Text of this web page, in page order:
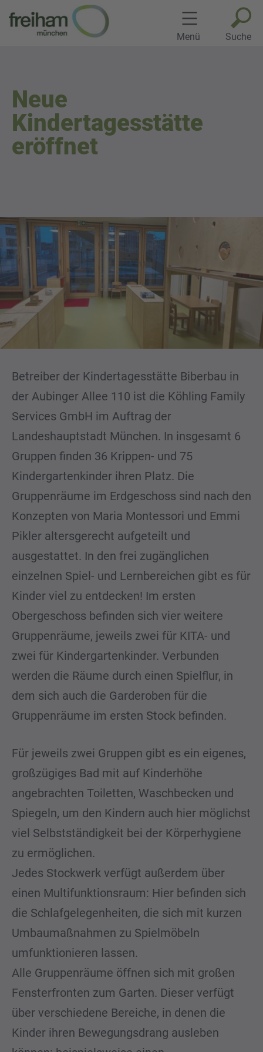
Inhalt
springen
Menü Suche
Neue
Kindertagesstätte
eröffnet
Betreiber der Kindertagesstätte Biberbau in
der Aubinger Allee 110 ist die Köhling Family
Services GmbH im Auftrag der
Landeshauptstadt München. In insgesamt 6
Gruppen finden 36 Krippen- und 75
Kindergartenkinder ihren Platz. Die
Gruppenräume im Erdgeschoss sind nach den
Konzepten von Maria Montessori und Emmi
Pikler altersgerecht aufgeteilt und
ausgestattet. In den frei zugänglichen
einzelnen Spiel- und Lernbereichen gibt es für
Kinder viel zu entdecken! Im ersten
Obergeschoss befinden sich vier weitere
Gruppenräume, jeweils zwei für KITA- und
zwei für Kindergartenkinder. Verbunden
werden die Räume durch einen Spielflur, in
dem sich auch die Garderoben für die
Gruppenräume im ersten Stock befinden.
Für jeweils zwei Gruppen gibt es ein eigenes,
großzügiges Bad mit auf Kinderhöhe
angebrachten Toiletten, Waschbecken und
Spiegeln, um den Kindern auch hier möglichst
viel Selbstständigkeit bei der Körperhygiene
zu ermöglichen.
Jedes Stockwerk verfügt außerdem über
einen Multifunktionsraum: Hier befinden sich
die Schlafgelegenheiten, die sich mit kurzen
Umbaumaßnahmen zu Spielmöbeln
umfunktionieren lassen.
Alle Gruppenräume öffnen sich mit großen
Fensterfronten zum Garten. Dieser verfügt
über verschiedene Bereiche, in denen die
Kinder ihren Bewegungsdrang ausleben